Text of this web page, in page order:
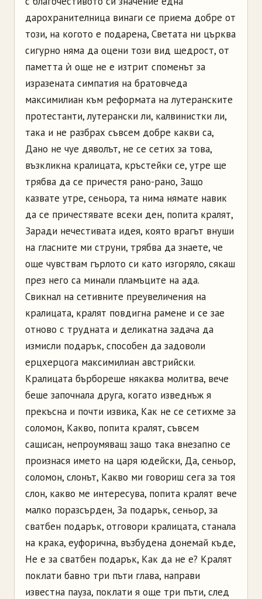
дарохранителница винаги се приема добре от
този, на когото е подарена, Светата ни църква
сигурно няма да оцени този вид щедрост, от
паметта ѝ още не е изтрит споменът за
изразената симпатия на братовчеда
максимилиан към реформата на лутеранските
протестанти, лутерански ли, калвинистки ли,
така и не разбрах съвсем добре какви са,
Дано не чуе дяволът, не се сетих за това,
възкликна кралицата, кръстейки се, утре ще
трябва да се причестя рано-рано, Защо
казвате утре, сеньора, та нима нямате навик
да се причестявате всеки ден, попита кралят,
Заради нечестивата идея, която врагът внуши
на гласните ми струни, трябва да знаете, че
още чувствам гърлото си като изгоряло, сякаш
през него са минали пламъците на ада.
Свикнал на сетивните преувеличения на
кралицата, кралят повдигна рамене и се зае
отново с трудната и деликатна задача да
измисли подарък, способен да задоволи
ерцхерцога максимилиан австрийски.
Кралицата бърбореше някаква молитва, вече
беше започнала друга, когато изведнъж я
прекъсна и почти извика, Как не се сетихме за
соломон, Какво, попита кралят, съвсем
сащисан, непроумяващ защо така внезапно се
произнася името на царя юдейски, Да, сеньор,
соломон, слонът, Какво ми говориш сега за тоя
слон, какво ме интересува, попита кралят вече
малко поразсърден, За подарък, сеньор, за
сватбен подарък, отговори кралицата, станала
на крака, еуфорична, възбудена донемай къде,
Не е за сватбен подарък, Как да не е? Кралят
поклати бавно три пъти глава, направи
известна пауза, поклати я още три пъти, след